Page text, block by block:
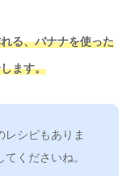
る、バナナを使った
ます。
レシピもありま
くださいね。